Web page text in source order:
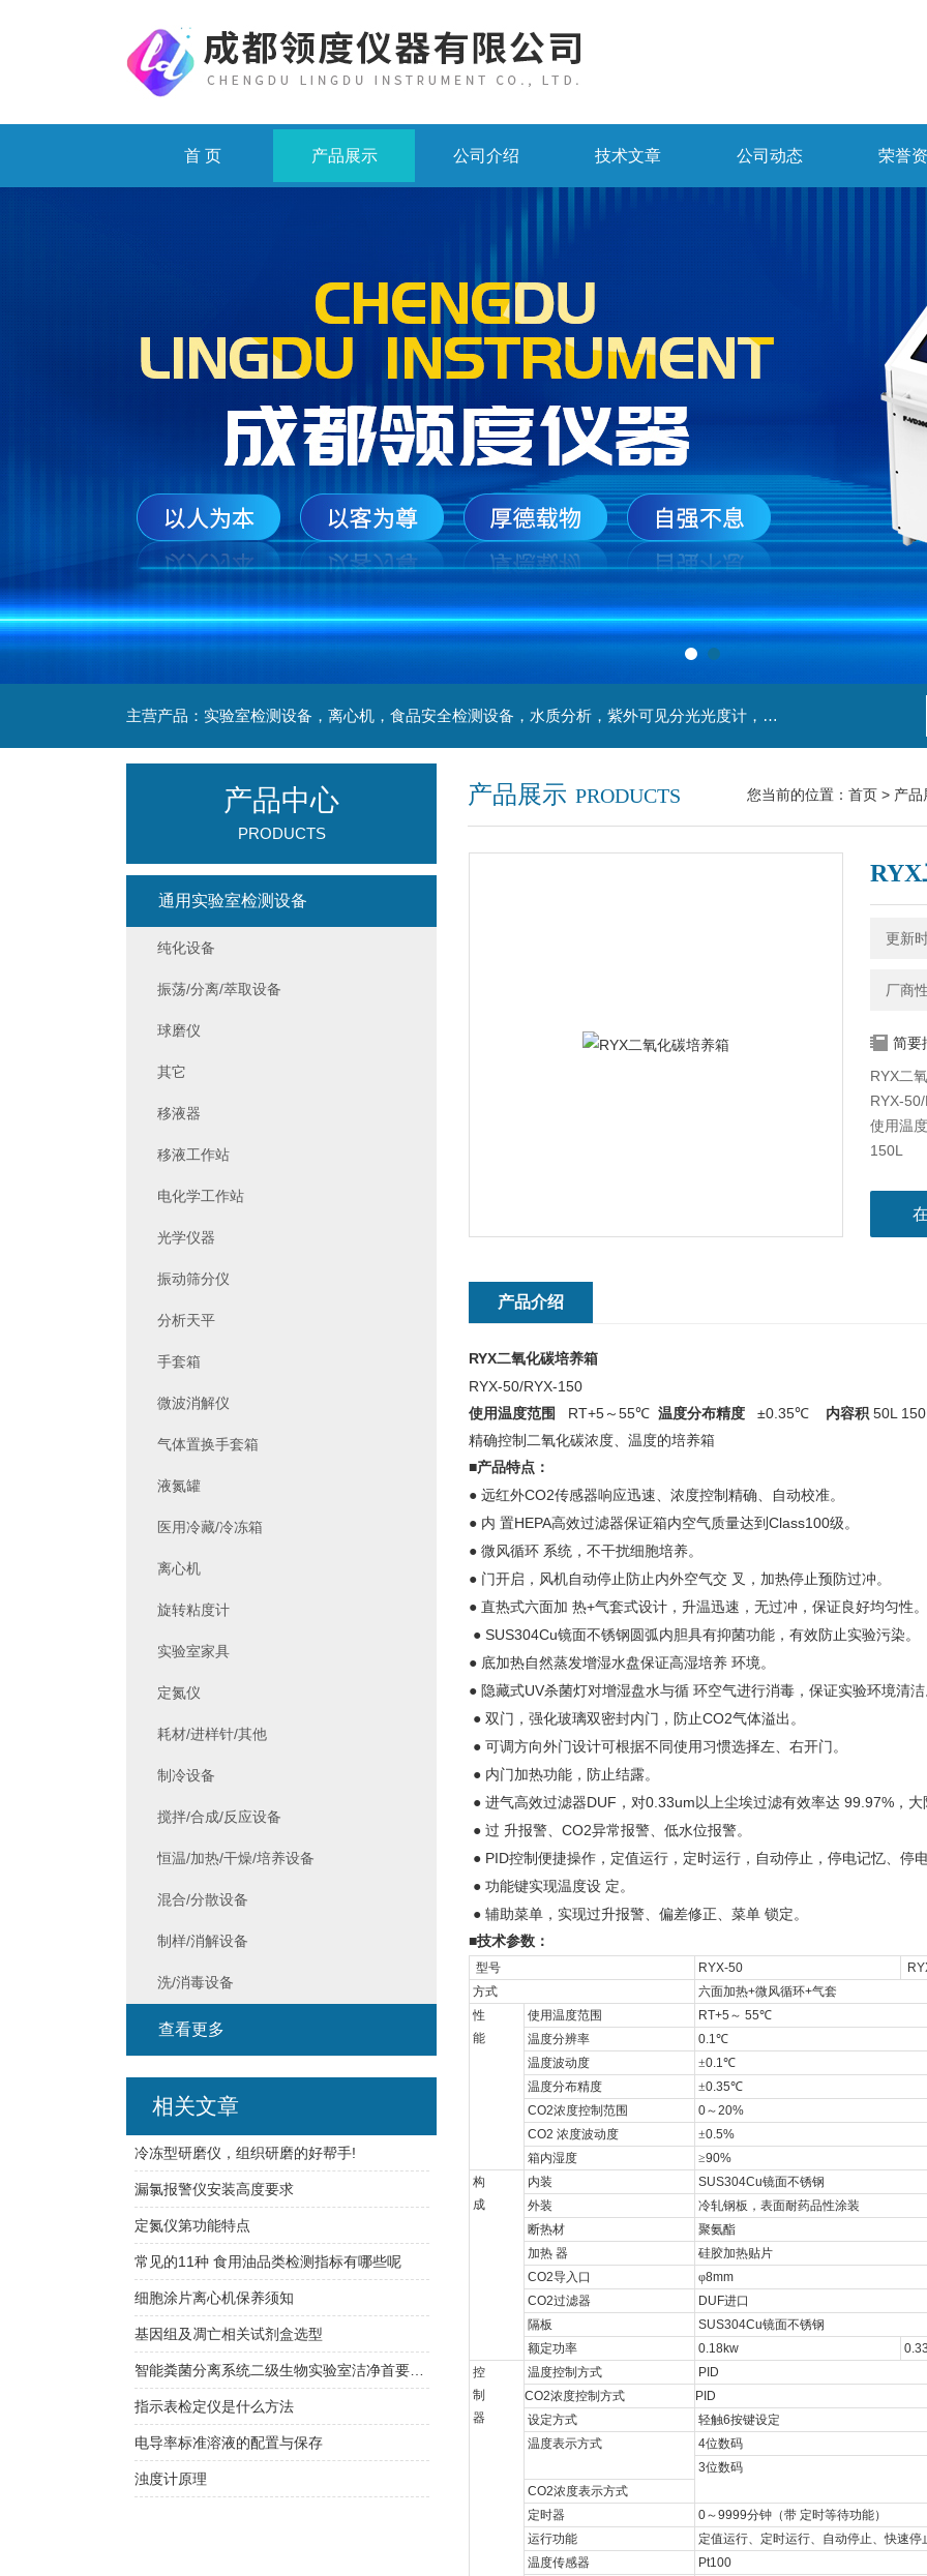
首 页 产品展示 公司介绍 技术文章 公司动态 荣誉
主营产品：实验室检测设备，离心机，食品安全检测设备，水质分析，紫外可见分光光度计，液氮罐，万分之一天平，离心机生物实验室工程，移液器
产品展示 PRODUCTS 您当前的位置： 首页 > 产品
RYX
更新
厂商
简要
RYX二
RYX-
使用温
150L
产品介绍
RYX二氧化碳培养箱
RYX-50/RYX-150
使用温度范围 RT+5 ～ 55℃ 温度分布精度 ±0.35℃ 内容积 50L
精确控制二氧化碳浓度、温度的培养箱
■产品特点：
● 远红外CO2传感器响应迅速、浓度控制精确、自动校准。
● 内 置HEPA高效过滤器保证箱内空气质量达到 Class100级。
● 微风循环 系统，不干扰细胞培养。
● 门开启，风机自动停止防止内外空气交 叉，加热停止预防过冲。
● 直热式六面加 热+气套式设计，升温迅速，无过冲，保证良好均匀性。
● SUS304Cu镜面不锈钢圆弧内胆具有抑菌功能，有效防止实验污染。
● 底加热自然蒸发增湿水盘保证高湿培养 环境。
● 隐藏式UV杀菌灯对增湿盘水与循 环空气进行消毒，保证实验环境清洁
● 双门，强化玻璃双密封内门，防止CO2气体溢出。
● 可调方向外门设计可根据不同使用习惯选择左、右开门。
● 内门加热功能，防止结露。
● 进气高效过滤器DUF ，对0.33um 以上尘埃过滤有效率达 99.97% ，
● 过 升报警、 CO2异常报警、低水位报警。
● PID控制便捷操作，定值运行，定时运行，自动停止，停电记忆、停
● 功能键实现温度设 定。
● 辅助菜单，实现过升报警、偏差修正、菜单 锁定。
■技术参数：
型号 RYX-50
方式
六面加热+微风循环+气套
性
能
使用温度范围 RT+5 ～ 55℃
温度分辨率
0.1℃
温度波动度
±0.1℃
温度分布精度
±0.35℃
CO2浓度控制范围 0～20%
CO2 浓度波动度 ±0.5%
箱内湿度
≥90%
构
成
内装 SUS304Cu镜面不锈钢
外装
冷轧钢板，表面耐药品性涂装
断热材
聚氨酯
加热 器
硅胶加热贴片
CO2导入口 φ8mm
CO2过滤器 DUF进口
隔板
SUS304Cu镜面不锈钢
额定功率
0.18kw
控
制
器
温度控制方式
PID
CO2浓度控制方式
PID
设定方式
轻触6按键设定
温度表示方式
4位数码
3位数码
CO2浓度表示方式
定时器
0～9999分钟（带 定时等待功能）
运行功能
定值运行、定时运行、自动停止、快速停
温度传感器
Pt100
产品中心
PRODUCTS
通用实验室检测设备
纯化设备
振荡/分离/萃取设备
球磨仪
其它
移液器
移液工作站
电化学工作站
光学仪器
振动筛分仪
分析天平
手套箱
微波消解仪
气体置换手套箱
液氮罐
医用冷藏/冷冻箱
离心机
旋转粘度计
实验室家具
定氮仪
耗材/进样针/其他
制冷设备
搅拌/合成/反应设备
恒温/加热/干燥/培养设备
混合/分散设备
制样/消解设备
洗/消毒设备
查看更多
相关文章
冷冻型研磨仪，组织研磨的好帮手!
漏氯报警仪安装高度要求
定氮仪第功能特点
常见的11种 食用油品类检测指标有哪些呢
细胞涂片离心机保养须知
基因组及凋亡相关试剂盒选型
智能粪菌分离系统二级生物实验室洁净首要选择
指示表检定仪是什么方法
电导率标准溶液的配置与保存
浊度计原理